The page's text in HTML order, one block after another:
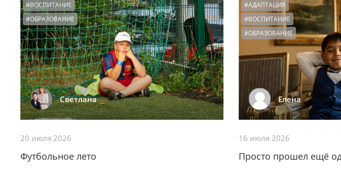
Светлана
#ВОСПИТАНИЕ
#ОБРАЗОВАНИЕ
20 июля 2026
Футбольное лето
Елена
#АДАПТАЦИЯ
#ВОСПИТАНИЕ
#ОБРАЗОВАНИЕ
16 июля 2026
Просто прошел ещё